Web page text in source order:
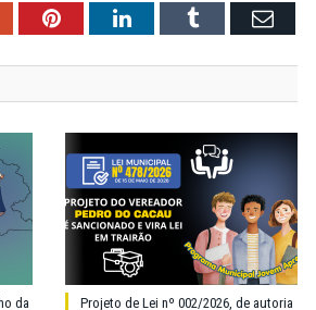
PinterestLinkedInTumblr Email
da
Projeto de Lei nº 002/2026, de autoria